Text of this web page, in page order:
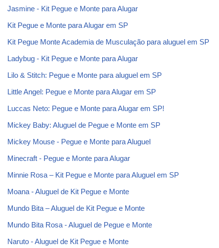
Jasmine - Kit Pegue e Monte para Alugar
Kit Pegue e Monte para Alugar em SP
Kit Pegue Monte Academia de Musculação para aluguel em SP
Ladybug - Kit Pegue e Monte para Alugar
Lilo & Stitch: Pegue e Monte para aluguel em SP
Little Angel: Pegue e Monte para Alugar em SP
Luccas Neto: Pegue e Monte para Alugar em SP!
Mickey Baby: Aluguel de Pegue e Monte em SP
Mickey Mouse - Pegue e Monte para Aluguel
Minecraft - Pegue e Monte para Alugar
Minnie Rosa – Kit Pegue e Monte para Aluguel em SP
Moana - Aluguel de Kit Pegue e Monte
Mundo Bita – Aluguel de Kit Pegue e Monte
Mundo Bita Rosa - Aluguel de Pegue e Monte
Naruto - Aluguel de Kit Pegue e Monte